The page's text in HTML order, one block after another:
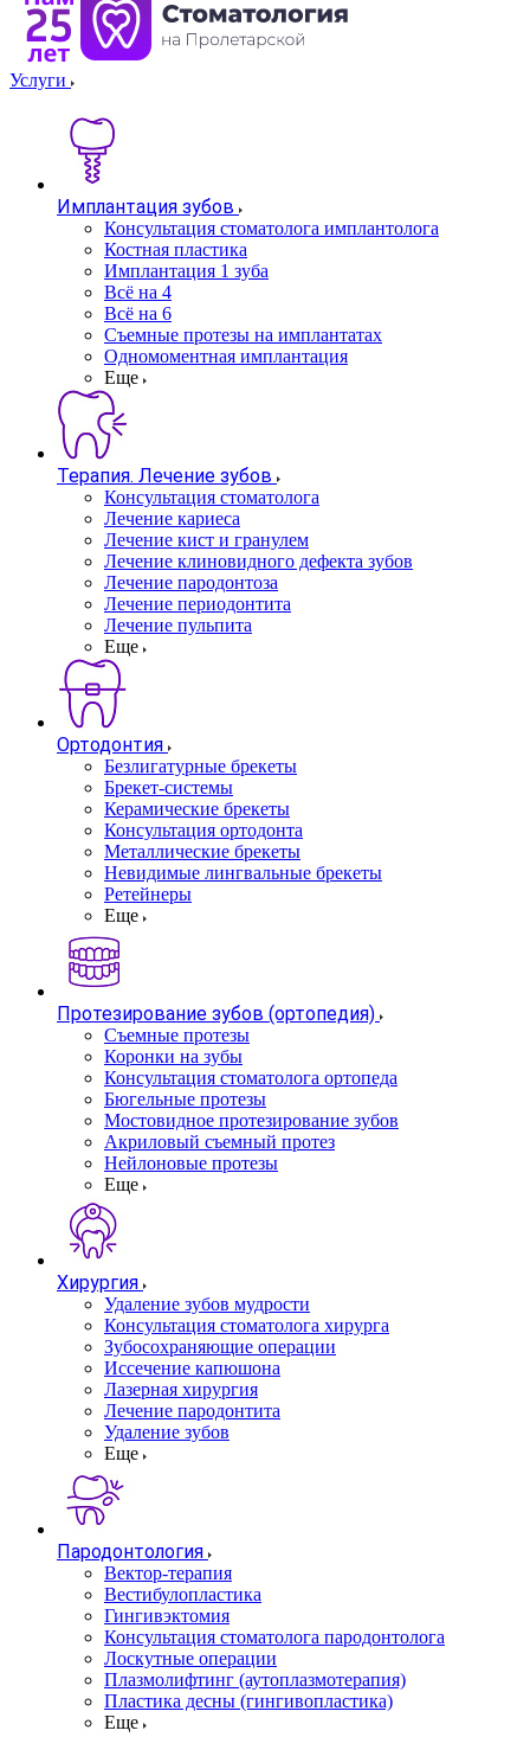
Услуги
Имплантация зубов
Консультация стоматолога имплантолога
Костная пластика
Имплантация 1 зуба
Всё на 4
Всё на 6
Съемные протезы на имплантатах
Одномоментная имплантация
Еще
Терапия. Лечение зубов
Консультация стоматолога
Лечение кариеса
Лечение кист и гранулем
Лечение клиновидного дефекта зубов
Лечение пародонтоза
Лечение периодонтита
Лечение пульпита
Еще
Ортодонтия
Безлигатурные брекеты
Брекет-системы
Керамические брекеты
Консультация ортодонта
Металлические брекеты
Невидимые лингвальные брекеты
Ретейнеры
Еще
Протезирование зубов (ортопедия)
Съемные протезы
Коронки на зубы
Консультация стоматолога ортопеда
Бюгельные протезы
Мостовидное протезирование зубов
Акриловый съемный протез
Нейлоновые протезы
Еще
Хирургия
Удаление зубов мудрости
Консультация стоматолога хирурга
Зубосохраняющие операции
Иссечение капюшона
Лазерная хирургия
Лечение пародонтита
Удаление зубов
Еще
Пародонтология
Вектор-терапия
Вестибулопластика
Гингивэктомия
Консультация стоматолога пародонтолога
Лоскутные операции
Плазмолифтинг (аутоплазмотерапия)
Пластика десны (гингивопластика)
Еще